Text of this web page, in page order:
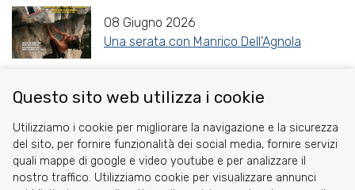
08 Giugno 2026
Una serata con Manrico Dell’Agnola
ShareFacebook
TwitterRedditWhatsApp
Gmail
Questo sito web utilizza i cookie
Utilizziamo i cookie per migliorare la navigazione e la sicurezza
del sito, per fornire funzionalità dei social media, fornire servizi
quali mappe di google e video youtube e per analizzare il
nostro traffico. Utilizziamo cookie per visualizzare annunci